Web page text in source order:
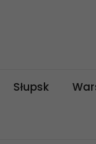
Słupsk